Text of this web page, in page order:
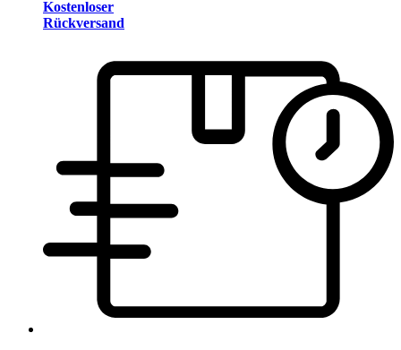
Kostenloser
Rückversand